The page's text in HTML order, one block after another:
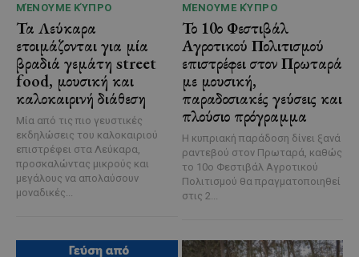
ΜΈΝΟΥΜΕ ΚΎΠΡΟ
Τα Λεύκαρα
ετοιμάζονται για μία
βραδιά γεμάτη street
food, μουσική και
καλοκαιρινή διάθεση
Μία από τις πιο γευστικές
εκδηλώσεις του καλοκαιριού
επιστρέφει στα Λεύκαρα,
προσκαλώντας μικρούς και
μεγάλους να απολαύσουν
μοναδικές...
ΜΈΝΟΥΜΕ ΚΎΠΡΟ
Το 10ο Φεστιβάλ
Αγροτικού Πολιτισμού
επιστρέφει στον Πρωταρά
με μουσική,
παραδοσιακές γεύσεις και
πλούσιο πρόγραμμα
Η κυπριακή παράδοση δίνει ξανά
ραντεβού στον Πρωταρά, καθώς
το 10ο Φεστιβάλ Αγροτικού
Πολιτισμού θα πραγματοποιηθεί
στις 2...